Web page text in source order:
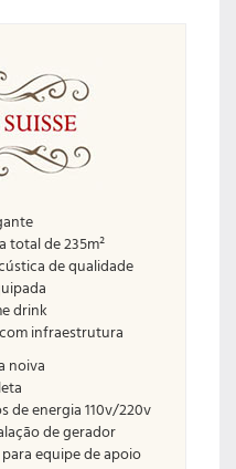
total de 235m²
de qualidade
drink
infraestrutura
noiva
de energia 110v/220v
de gerador
equipe de apoio